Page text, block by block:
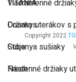
TITANIA
Cosmos
Cube
Fresh
Viacramenné
Držiaky uterákov s
Stojanya sušiaky
Nástenné držiaky
Copyright 2022